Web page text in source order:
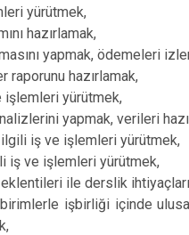
yürütmek,
hazırlamak,
yapmak, ödemeleri
raporunu hazırlamak,
işlemleri yürütmek,
yapmak, verileri
iş ve işlemleri yürütmek,
iş ve işlemleri yürütmek,
ile derslik
işbirliği içinde